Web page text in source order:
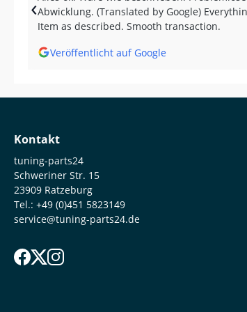
Abwicklung. (Translated by Google) Everything is fine.
Item as described. Smooth transaction.
Veröffentlicht auf Google
‹
Kontakt
tuning-parts24
Schweriner Str. 15
23909 Ratzeburg
Tel.: +49 (0)451 5823149
service@tuning-parts24.de